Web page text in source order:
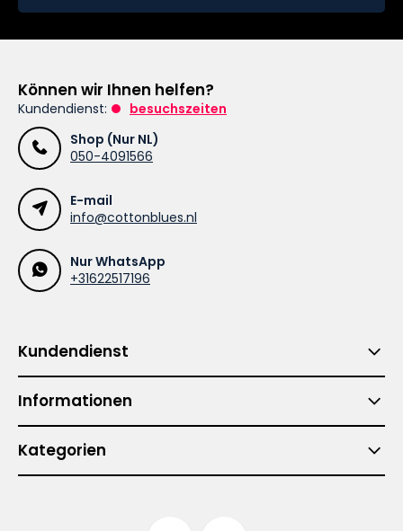
Können wir Ihnen helfen?
Kundendienst:
besuchszeiten
Shop (Nur NL)
050-4091566
E-mail
info@cottonblues.nl
Nur WhatsApp
+31622517196
Kundendienst
Informationen
Kategorien